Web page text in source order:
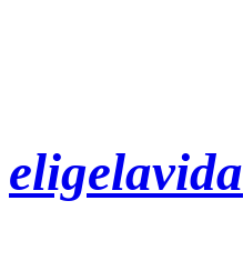
eligelavida